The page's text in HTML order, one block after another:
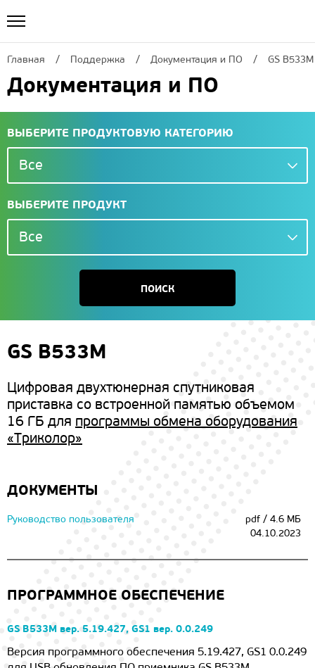
Главная Поддержка Документация и ПО GS B533M
Документация и ПО
ВЫБЕРИТЕ ПРОДУКТОВУЮ КАТЕГОРИЮ
Все
ВЫБЕРИТЕ ПРОДУКТ
Все
ПОИСК
GS B533M
Цифровая двухтюнерная спутниковая
приставка со встроенной памятью объемом
16 ГБ для программы обмена оборудования
«Триколор»
ДОКУМЕНТЫ
Руководство пользователя
pdf / 4.6 МБ
04.10.2023
ПРОГРАММНОЕ ОБЕСПЕЧЕНИЕ
GS B533M вер. 5.19.427, GS1 вер. 0.0.249
Версия программного обеспечения 5.19.427, GS1 0.0.249